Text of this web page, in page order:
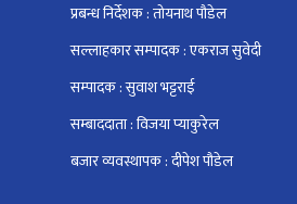
प्रबन्ध निर्देशक : तोयनाथ पौडेल
सल्लाहकार सम्पादक : एकराज सुवेदी
सम्पादक : सुवाश भट्टराई
सम्बाददाता : विजया प्याकुरेल
बजार व्यवस्थापक : दीपेश पौडेल